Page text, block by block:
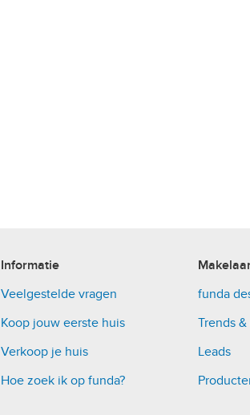
Informatie
Veelgestelde vragen
Koop jouw eerste huis
Verkoop je huis
Hoe zoek ik op funda?
funda
Trends
Leads